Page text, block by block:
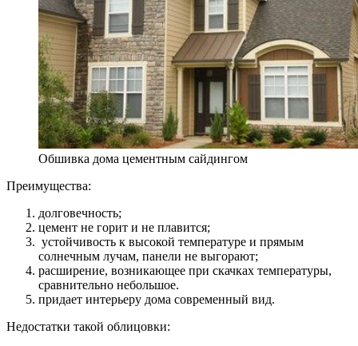
Обшивка дома цементным сайдингом
Преимущества:
долговечность;
цемент не горит и не плавится;
устойчивость к высокой температуре и прямым
солнечным лучам, панели не выгорают;
расширение, возникающее при скачках температуры,
сравнительно небольшое.
придает интерьеру дома современный вид.
Недостатки такой облицовки: